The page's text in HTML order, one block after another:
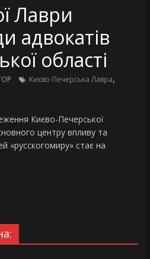
Лаври
адвокатів
області
Києво-Печерська Лавра,
Києво-Печерської
центру впливу та
«русскогомиру» стає на